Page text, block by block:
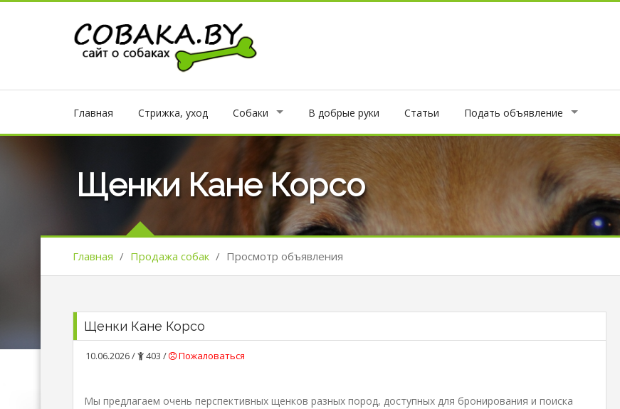
Главная Стрижка, уход Собаки В добрые руки Статьи Подать объявление
Щенки Кане Корсо
Главная / Продажа собак / Просмотр объявления
Щенки Кане Корсо
10.06.2026 / 403 / Пожаловаться
Мы предлагаем очень перспективных щенков разных пород, доступных для бронирования и поиска